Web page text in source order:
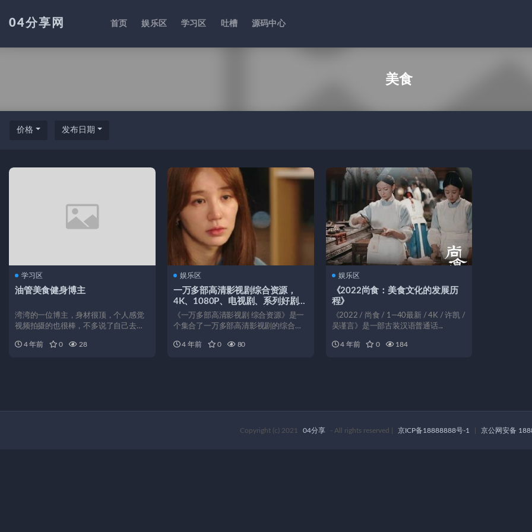
04分享网 首页 娱乐区 学习区 吐槽 源码中心
美食
价格 发布日期
学习区
油管美食健身博主
湾湾的一位博主，身材很顶，个人感觉
视频拍摄的也很棒，不多说了自己去搜
4 年前
0 28
娱乐区
一万多部高清影视剧综合资源，
4K、1080P、电视剧、系列好剧、
新剧、记录片、动画、美食、健身
运动、书法、文学、娱乐视频、电
阿里云盘免费观看！
《一万多部高清影视剧 综合资源》是一
个集合了一万多部高清影视剧的综合资
4 年前
0 80
娱乐区
《2022尚食：美食文化的发展历
程》
《2022 / 尚食 / 1—40最新 / 4K / 许凯 /
吴谨言》是一部古装汉语普通话...
4 年前 0 184
Copyright (c) 2021 04分享 - All rights reserved 京ICP备18888888号-1 京公网安备